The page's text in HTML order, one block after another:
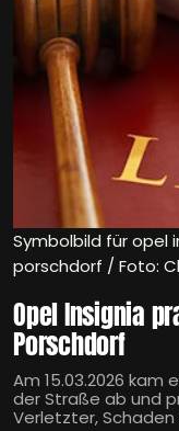
Symbolbild für opel
porschdorf / Foto:
Opel Insignia
Porschdorf
Am 15.03.2026 kam
der Straße ab und
Verletzter, Schaden